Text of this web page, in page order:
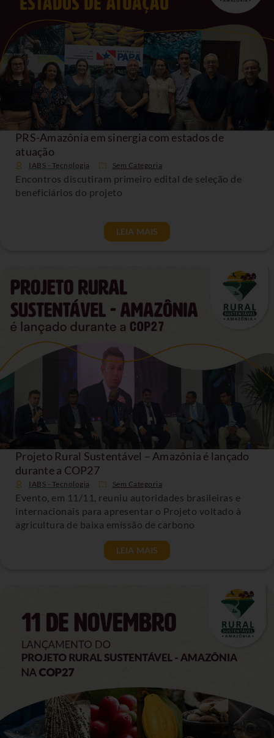
PRS-Amazônia em sinergia com estados de
atuação
IABS - Tecnologia Sem Categoria
Encontros discutiram primeiro edital de seleção de
beneficiários do projeto
LEIA MAIS
Projeto Rural Sustentável – Amazônia é lançado
durante a COP27
IABS - Tecnologia Sem Categoria
Evento, em 11/11, reuniu autoridades brasileiras e
internacionais para apresentar o Projeto voltado à
agricultura de baixa emissão de carbono
LEIA MAIS